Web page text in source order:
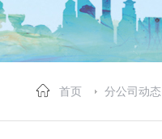
首页 分公司动态